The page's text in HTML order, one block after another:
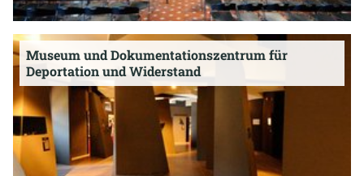
Museum und Dokumentationszentrum für
Deportation und Widerstand